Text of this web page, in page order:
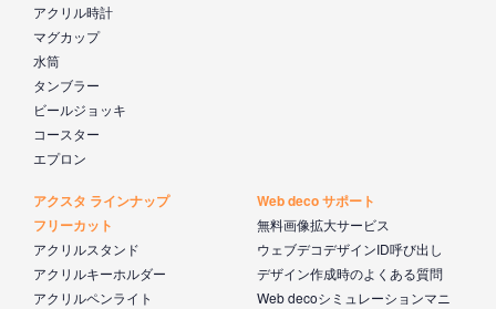
アクリル時計
マグカップ
水筒
タンブラー
ビールジョッキ
コースター
エプロン
アクスタ ラインナップ
フリーカット
アクリルスタンド
アクリルキーホルダー
アクリルペンライト
Web deco サポート
無料画像拡大サービス
ウェブデコデザインID呼び出し
デザイン作成時のよくある質問
Web decoシミュレーションマニ